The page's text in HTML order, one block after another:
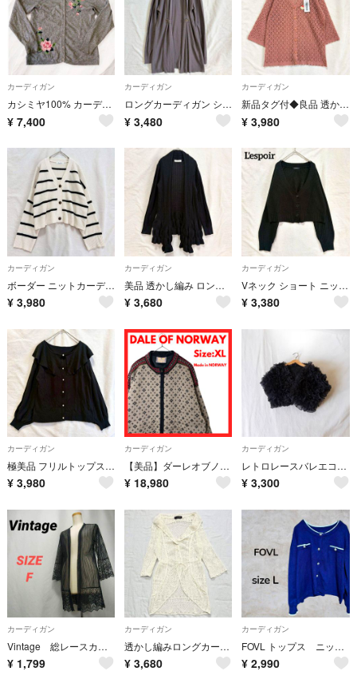
カーディガン
カシミヤ100% カーディガン 花柄 フラワー ボタン ニットM〜L グレー
¥ 7,400
カーディガン
ロングカーディガン ショール 羽織 薄手 体型カバー 冷房対策 UV対策 M
¥ 3,480
カーディガン
新品タグ付◆良品 透かし編みカーディガン ロング 七分袖 体型カバー ピンク M
¥ 3,980
カーディガン
ボーダー ニットカーディガン ショート丈 ドロップショルダー 体型カバー L
¥ 3,980
カーディガン
美品 透かし編み ロング カーディガン フリル シアー 薄手 ショール風 黒 L
¥ 3,680
カーディガン
Vネック ショート ニットカーディガン 冷房対策 羽織 黒 ブラック 洗える L
¥ 3,380
カーディガン
極美品 フリルトップス パールボタン ニット カーディガン 2WAY 黒 L
¥ 3,980
カーディガン
【美品】ダーレオブノルウェー ノルディック柄 ウール ニットジャケット XL
¥ 18,980
カーディガン
レトロレースバレエコアロリータフリルボレロフラワーレースカーディガンゴスロリ
¥ 3,300
カーディガン
Vintage 総レースカーディガン シースルー レディース 長袖 ヴィンテージ
¥ 1,799
カーディガン
透かし編みロングカーディガン レース シアー 日本製 羽織 紫外線対策 白 M
¥ 3,680
カーディガン
FOVL トップス ニット ネイビー カーディガン オシャレ 高見栄 カジュアル
¥ 2,990